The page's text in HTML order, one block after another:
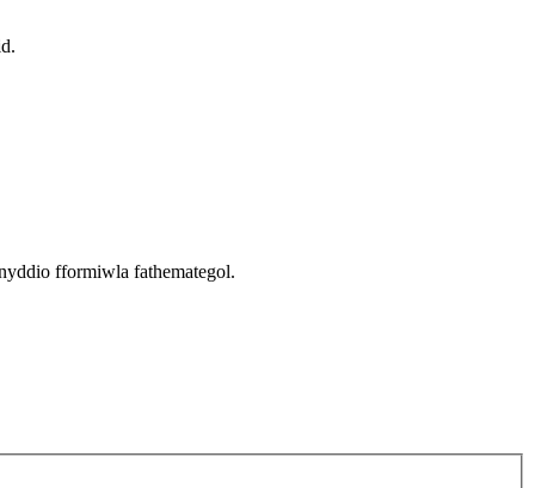
fformiwla fathemategol.